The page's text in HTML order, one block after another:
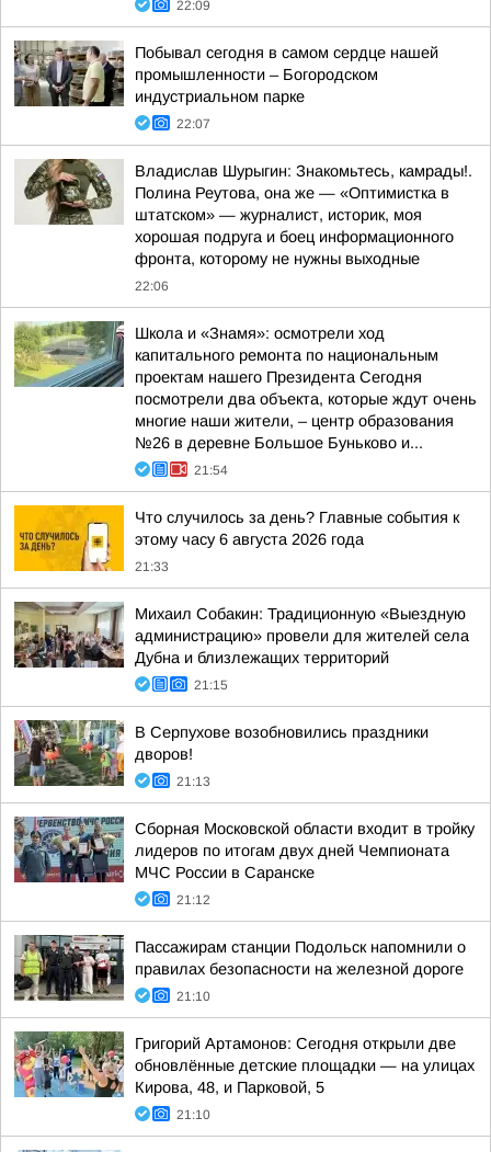
22:09
Побывал сегодня в самом сердце нашей
промышленности – Богородском
индустриальном парке
22:07
Владислав Шурыгин: Знакомьтесь, камрады!.
Полина Реутова, она же — «Оптимистка в
штатском» — журналист, историк, моя
хорошая подруга и боец информационного
фронта, которому не нужны выходные
22:06
Школа и «Знамя»: осмотрели ход
капитального ремонта по национальным
проектам нашего Президента Сегодня
посмотрели два объекта, которые ждут очень
многие наши жители, – центр образования
№26 в деревне Большое Буньково и...
21:54
Что случилось за день? Главные события к
этому часу 6 августа 2026 года
21:33
Михаил Собакин: Традиционную «Выездную
администрацию» провели для жителей села
Дубна и близлежащих территорий
21:15
В Серпухове возобновились праздники
дворов!
21:13
Сборная Московской области входит в тройку
лидеров по итогам двух дней Чемпионата
МЧС России в Саранске
21:12
Пассажирам станции Подольск напомнили о
правилах безопасности на железной дороге
21:10
Григорий Артамонов: Сегодня открыли две
обновлённые детские площадки — на улицах
Кирова, 48, и Парковой, 5
21:10